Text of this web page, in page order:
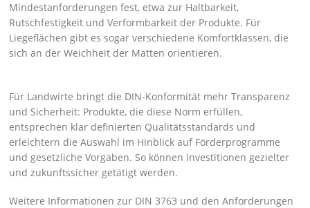
Mindestanforderungen fest, etwa zur Haltbarkeit,
Rutschfestigkeit und Verformbarkeit der Produkte. Für
Liegeflächen gibt es sogar verschiedene Komfortklassen, die
sich an der Weichheit der Matten orientieren.
Für Landwirte bringt die DIN-Konformität mehr Transparenz
und Sicherheit: Produkte, die diese Norm erfüllen,
entsprechen klar definierten Qualitätsstandards und
erleichtern die Auswahl im Hinblick auf Förderprogramme
und gesetzliche Vorgaben. So können Investitionen gezielter
und zukunftssicher getätigt werden.
Weitere Informationen zur DIN 3763 und den Anforderungen